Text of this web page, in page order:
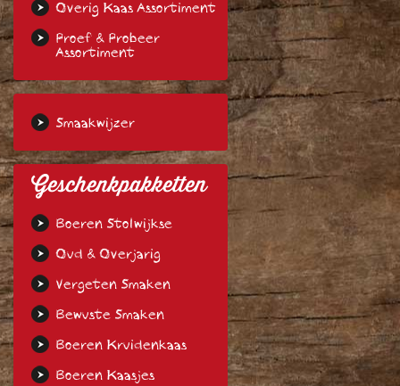
Overig Kaas Assortiment
Proef & Probeer
Assortiment
Smaakwijzer
Geschenkpakketten
Boeren Stolwijkse
Oud & Overjarig
Vergeten Smaken
Bewuste Smaken
Boeren Kruidenkaas
Boeren Kaasjes